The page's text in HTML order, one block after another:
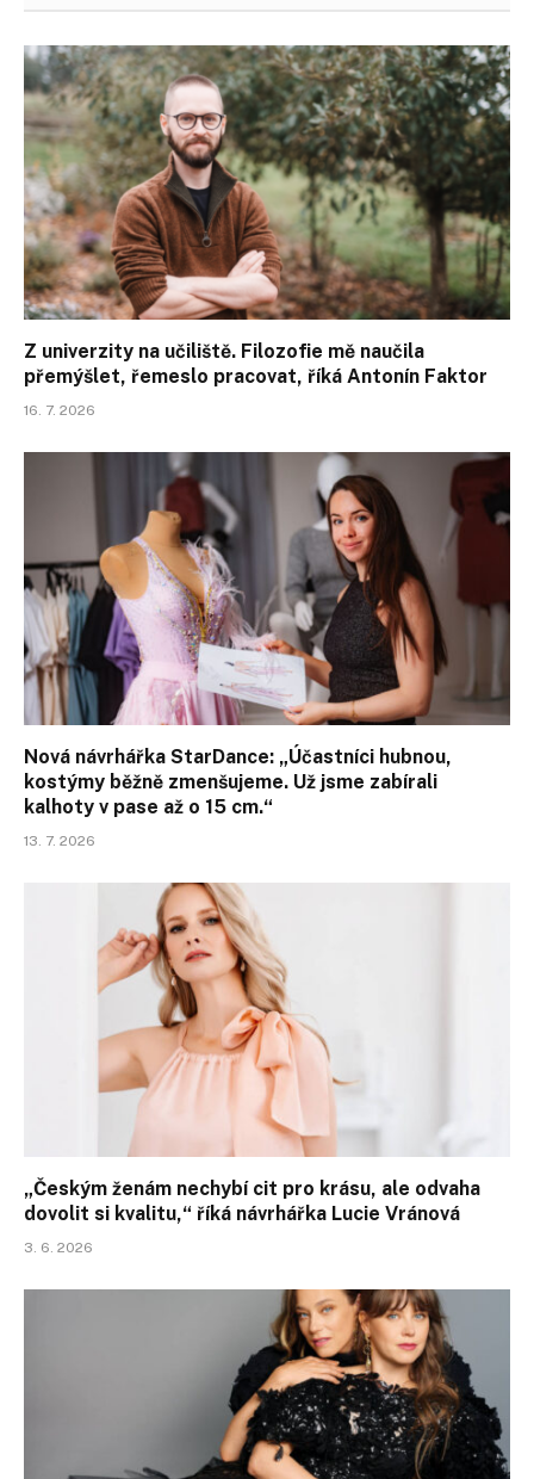
Z univerzity na učiliště. Filozofie mě naučila
přemýšlet, řemeslo pracovat, říká Antonín Faktor
16. 7. 2026
Nová návrhářka StarDance: „Účastníci hubnou,
kostýmy běžně zmenšujeme. Už jsme zabírali
kalhoty v pase až o 15 cm.“
13. 7. 2026
„Českým ženám nechybí cit pro krásu, ale odvaha
dovolit si kvalitu,“ říká návrhářka Lucie Vránová
3. 6. 2026